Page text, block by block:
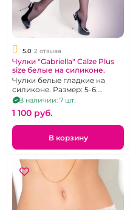
5.0 2 отзыва
Чулки "Gabriella" Calze Plus
size белые на силиконе.
Чулки белые гладкие на
силиконе. Размер: 5-6.
Плотность - 15 den.
В наличии: 7 шт.
1 100 pуб.
В корзину